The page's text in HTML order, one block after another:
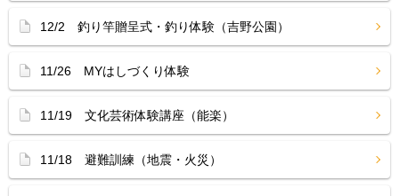
12/2 釣り竿贈呈式・釣り体験（吉野公園）
11/26 MYはしづくり体験
11/19 文化芸術体験講座（能楽）
11/18 避難訓練（地震・火災）